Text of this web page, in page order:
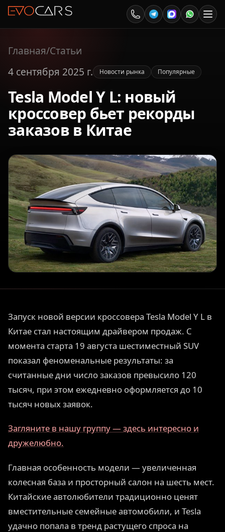
Главная/Статьи
4 сентября 2025 г.
Новости рынка Популярные
Tesla Model Y L: новый
кроссовер бьет рекорды
заказов в Китае
Запуск новой версии кроссовера Tesla Model Y L в
Китае стал настоящим драйвером продаж. С
момента старта 19 августа шестиместный SUV
показал феноменальные результаты: за
считанные дни число заказов превысило 120
тысяч, при этом ежедневно оформляется до 10
тысяч новых заявок.
Загляните в нашу группу — здесь интересно и
дружелюбно.
Главная особенность модели — увеличенная
колесная база и просторный салон на шесть мест.
Китайские автолюбители традиционно ценят
вместительные семейные автомобили, и Tesla
удачно попала в тренд растущего спроса на